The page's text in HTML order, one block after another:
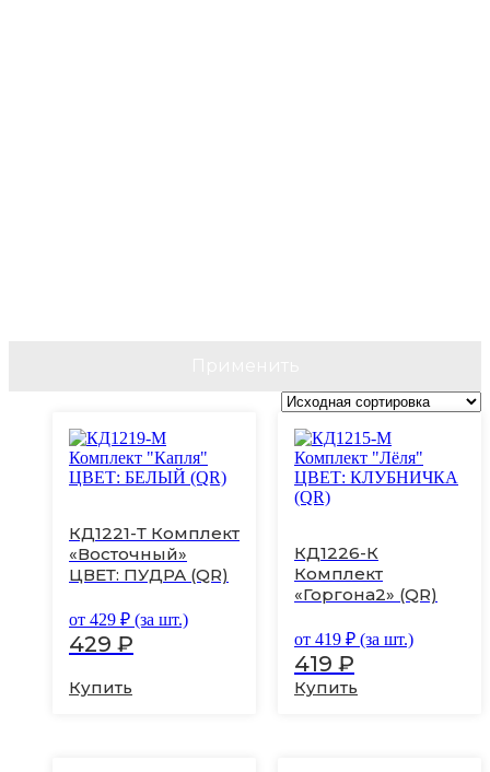
КД1221-Т Комплект
«Восточный»
ЦВЕТ: ПУДРА (QR)
от 429 ₽ (за шт.)
429 ₽
Купить
Этот
товар
имеет
Опции
можно
выбрать
странице
товара.
КД1226-К
Комплект
«Горгона2» (QR)
от 419 ₽ (за шт.)
419 ₽
Купить
Этот
товар
имеет
несколько
можно
выбрать
на
товара.